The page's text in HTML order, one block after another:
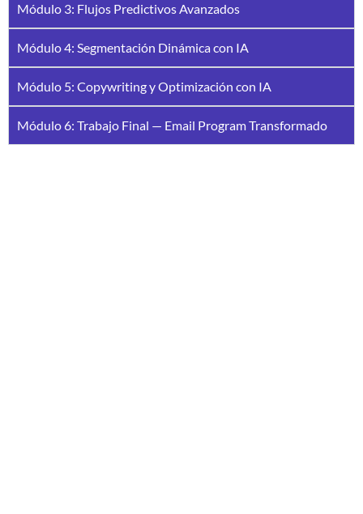
Módulo 3: Flujos Predictivos Avanzados
Módulo 4: Segmentación Dinámica con IA
Módulo 5: Copywriting y Optimización con IA
Módulo 6: Trabajo Final — Email Program Transformado